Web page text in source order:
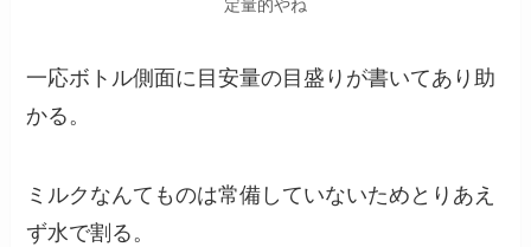
定量的やね
一応ボトル側面に目安量の目盛りが書いてあり助
かる。
ミルクなんてものは常備していないためとりあえ
ず水で割る。